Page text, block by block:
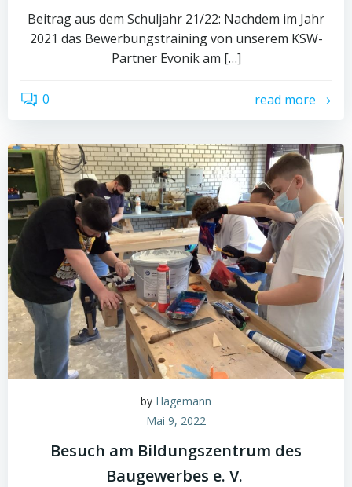
Beitrag aus dem Schuljahr 21/22: Nachdem im Jahr
2021 das Bewerbungstraining von unserem KSW-
Partner Evonik am […]
0 read more
by Hagemann
Mai 9, 2022
Besuch am Bildungszentrum des
Baugewerbes e. V.